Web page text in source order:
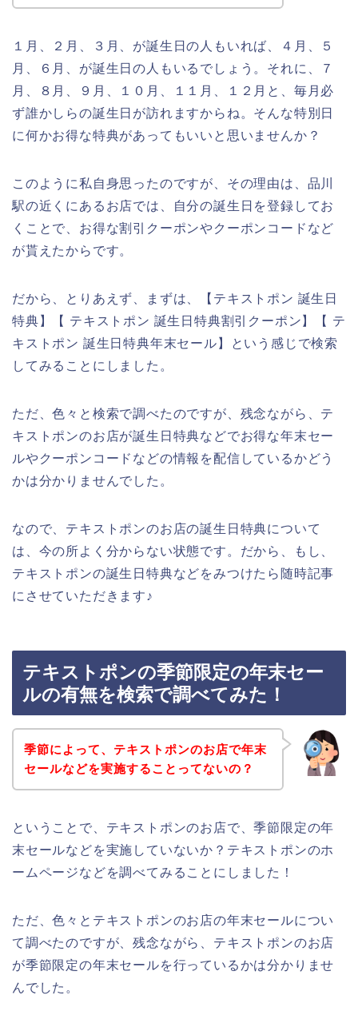
１月、２月、３月、が誕生日の人もいれば、４月、５
月、６月、が誕生日の人もいるでしょう。それに、７
月、８月、９月、１０月、１１月、１２月と、毎月必
ず誰かしらの誕生日が訪れますからね。そんな特別日
に何かお得な特典があってもいいと思いませんか？
このように私自身思ったのですが、その理由は、品川
駅の近くにあるお店では、自分の誕生日を登録してお
くことで、お得な割引クーポンやクーポンコードなど
が貰えたからです。
だから、とりあえず、まずは、【テキストポン 誕生日
特典】【 テキストポン 誕生日特典割引クーポン】【 テ
キストポン 誕生日特典年末セール】という感じで検索
してみることにしました。
ただ、色々と検索で調べたのですが、残念ながら、テ
キストポンのお店が誕生日特典などでお得な年末セー
ルやクーポンコードなどの情報を配信しているかどう
かは分かりませんでした。
なので、テキストポンのお店の誕生日特典について
は、今の所よく分からない状態です。だから、もし、
テキストポンの誕生日特典などをみつけたら随時記事
にさせていただきます♪
テキストポンの季節限定の年末セー
ルの有無を検索で調べてみた！
季節によって、テキストポンのお店で年末
セールなどを実施することってないの？
ということで、テキストポンのお店で、季節限定の年
末セールなどを実施していないか？テキストポンのホ
ームページなどを調べてみることにしました！
ただ、色々とテキストポンのお店の年末セールについ
て調べたのですが、残念ながら、テキストポンのお店
が季節限定の年末セールを行っているかは分かりませ
んでした。